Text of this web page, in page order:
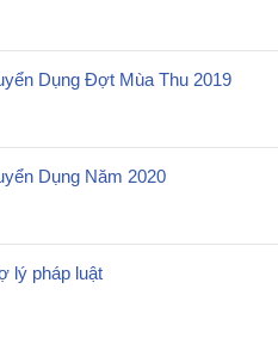
Dụng Đợt Mùa Thu 2019
Dụng Năm 2020
lý pháp luật